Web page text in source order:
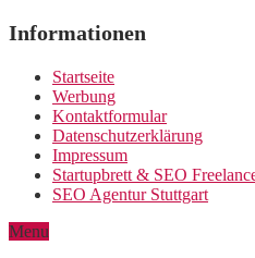
Informationen
Startseite
Werbung
Kontaktformular
Datenschutzerklärung
Impressum
Startupbrett & SEO
SEO Agentur Stuttgart
Menu